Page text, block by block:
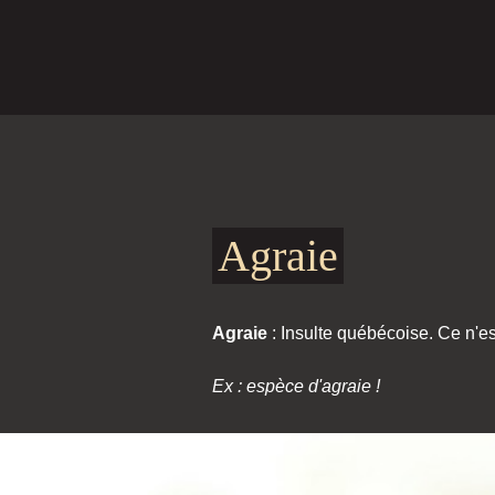
Agraie
Agraie : Insulte québécoise. Ce
Ex : espèce d'agraie !